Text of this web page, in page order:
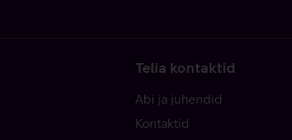
Telia kontaktid
Abi ja juhendid
Kontaktid